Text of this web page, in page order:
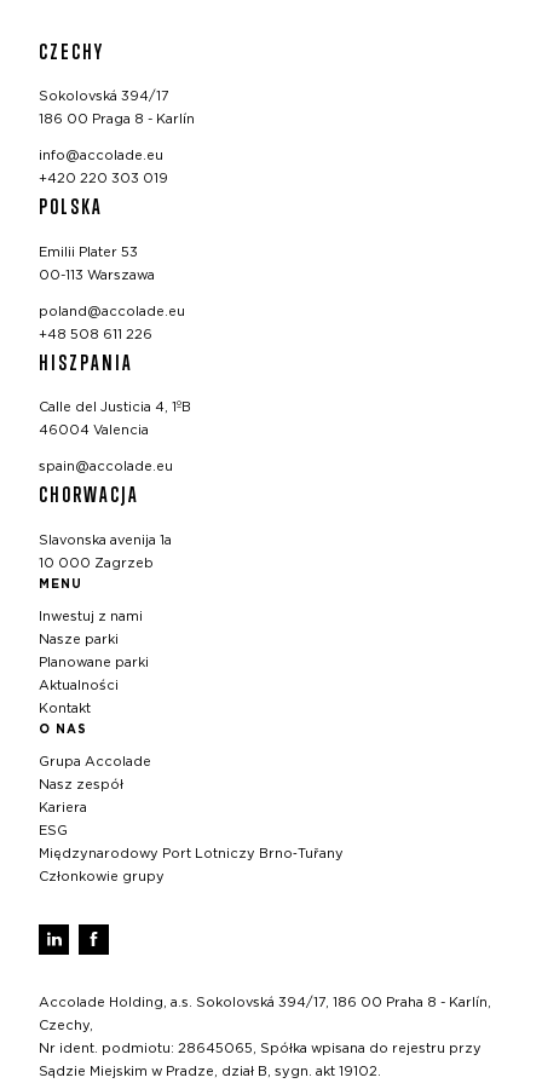
CZECHY
Sokolovská 394/17
186 00 Praga 8 - Karlín
info@accolade.eu
+420 220 303 019
POLSKA
Emilii Plater 53
00-113 Warszawa
poland@accolade.eu
+48 508 611 226
HISZPANIA
Calle del Justicia 4, 1ºB
46004 Valencia
spain@accolade.eu
CHORWACJA
Slavonska avenija 1a
10 000 Zagrzeb
MENU
Inwestuj z nami
Nasze parki
Planowane parki
Aktualności
Kontakt
O NAS
Grupa Accolade
Nasz zespół
Kariera
ESG
Międzynarodowy Port Lotniczy Brno‑Tuřany
Członkowie grupy
Accolade Holding, a.s. Sokolovská 394/17, 186 00 Praha 8 - Karlín,
Czechy,
Nr ident. podmiotu: 28645065, Spółka wpisana do rejestru przy
Sądzie Miejskim w Pradze, dział B, sygn. akt 19102.